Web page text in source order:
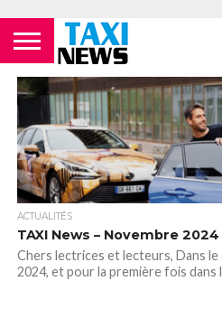
ACTUALITÉS
ECOLES DE
FORMATION
TAXIS
PARISIENS
LES
COMPAGNIES
AÉRIENNES /
AÉROPORTS
ROISSY –
CDG
LES
FOURRIÈRES
LES
PHARMACIES
24H/24 OU
TARDIVES
LES
STATIONS
DE TAXIS
LES
TOILETTES
PUBLIQUES
MENTIONS
LÉGALES
NEWSLETTER
NOUS
CONTACTER
POLITIQUE DE
CONFIDENTIALITÉ
VIDÉOS
ACTUALITÉS
TAXI News – Novembre 2024
Chers lectrices et lecteurs, Dans le
2024, et pour la première fois dans